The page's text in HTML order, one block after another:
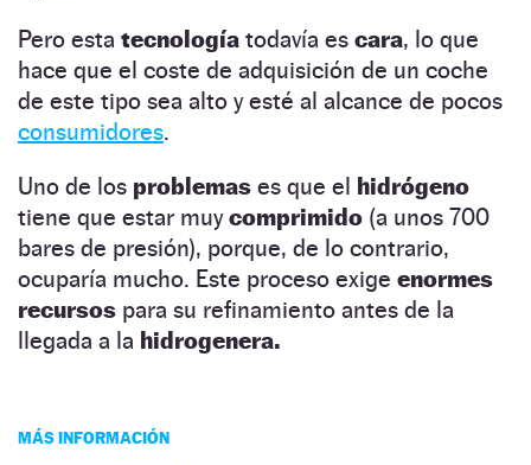
Pero esta tecnología todavía es cara, lo que
hace que el coste de adquisición de un coche
de este tipo sea alto y esté al alcance de pocos
consumidores.
Uno de los problemas es que el hidrógeno
tiene que estar muycomprimido (a unos 700
bares de presión), porque, de lo contrario,
ocuparía mucho. Este proceso exige enormes
recursos para su refinamiento antes de la
llegada a la hidrogenera.
MÁS INFORMACIÓN